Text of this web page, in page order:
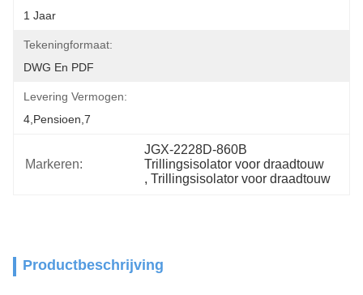
1 Jaar
Tekeningformaat:
DWG En PDF
Levering Vermogen:
4,pensioen,7
Markeren:
JGX-2228D-860B
Trillingsisolator voor draadtouw
, Trillingsisolator voor draadtouw
Productbeschrijving